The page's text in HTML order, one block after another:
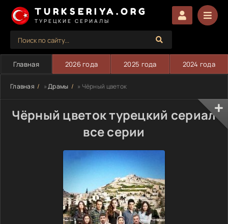
TURKSERIYA.ORG
ТУРЕЦКИЕ СЕРИАЛЫ
Главная 2026 года 2025 года 2024 года
Главная »Драмы » Чёрный цветок
Чёрный цветок турецкий сериал
все серии